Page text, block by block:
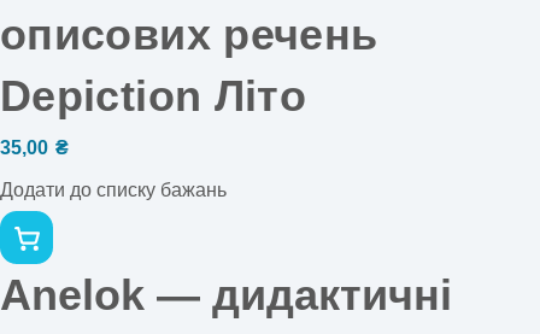
описових речень
Depiction Літо
35,00 ₴
Додати до списку бажань
Anelok — дидактичні